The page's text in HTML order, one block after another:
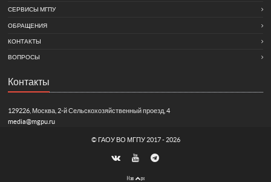
СЕРВИСЫ МГПУ
ОБРАЩЕНИЯ
КОНТАКТЫ
ВОПРОСЫ
Контакты
129226, Москва, 2-й Сельскохозяйственный проезд, 4
media@mgpu.ru
© ГАОУ ВО МГПУ 2017 - 2026
Нав рх